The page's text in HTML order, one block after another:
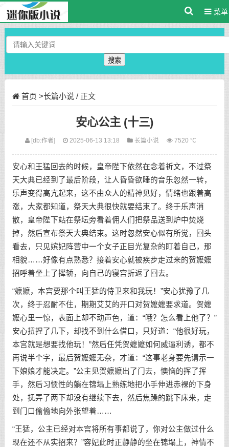
菜单
搜索
首页 >长篇小说 / 正文
安心公主 (十三)
[db:作者] 2025-06-13 13:18 长篇小说 7520 ℃
安心和王猛回去的时候，皇帝陛下依然在念着祈文，不过祭
天大典已经到了最后阶段，让人昏昏欲睡的音乐忽然一转，
乐声变得高亢起来，这不由众人的精神见好，情绪也跟着高
涨，大家都知道，祭天大典很快就要结束了。终于乐声消
散，皇帝陛下站在祭坛旁看着佣人们把祭品送到炉中焚烧
掉，然后宣布祭天大典结束。这时忽然安心似有所觉，回头
看去，只见嫔妃阵营中一个女子正目光复杂的盯着自己，那
相貌……好像有点熟悉？接着安心就被疾步走过来的贺嬷嬷
招呼着坐上了撵轿，向自己的寝宫折返了回去。
“嬷嬷，本宫要那个叫王猛的侍卫来和我玩！”安心犹豫了几
次，终于忍耐不住，期期艾艾的开口对贺嬷嬷要求道。贺嬷
嬷心里一惊，表面上却不动声色，道：“哦？怎么看上他了？”
安心扭捏了几下，却找不到什么借口，只好道：“他很好玩，
本宫就是想要找他玩！”然后任凭贺嬷嬷如何威逼利诱，都不
再说半个字，最后贺嬷嬷无奈，才道：“这事老身要先请示一
下娘娘才能决定。”公主见贺嬷嬷出了门去，懊恼的挥了挥
手，然后习惯性的躺在锦塌上熟练地把小手伸进赤裸的下身
处，抚弄了两下却没有继续下去，然后焦躁的跳下床来，走
到门口偷偷地向外张望着……
“王猛，公主已经对本宫将所有事都说了，你对公主做过什么
现在还不从实招来？”容妃此时正静静的坐在锦塌上，神情不